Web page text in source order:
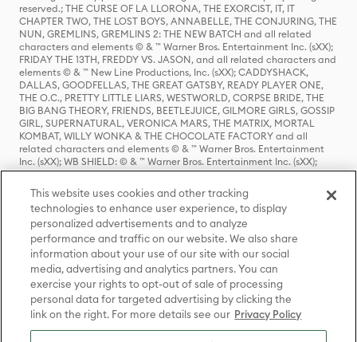
reserved.; THE CURSE OF LA LLORONA, THE EXORCIST, IT, IT
CHAPTER TWO, THE LOST BOYS, ANNABELLE, THE CONJURING, THE
NUN, GREMLINS, GREMLINS 2: THE NEW BATCH and all related
characters and elements © & ™ Warner Bros. Entertainment Inc. (sXX);
FRIDAY THE 13TH, FREDDY VS. JASON, and all related characters and
elements © & ™ New Line Productions, Inc. (sXX); CADDYSHACK,
DALLAS, GOODFELLAS, THE GREAT GATSBY, READY PLAYER ONE,
THE O.C., PRETTY LITTLE LIARS, WESTWORLD, CORPSE BRIDE, THE
BIG BANG THEORY, FRIENDS, BEETLEJUICE, GILMORE GIRLS, GOSSIP
GIRL, SUPERNATURAL, VERONICA MARS, THE MATRIX, MORTAL
KOMBAT, WILLY WONKA & THE CHOCOLATE FACTORY and all
related characters and elements © & ™ Warner Bros. Entertainment
Inc. (sXX); WB SHIELD: © & ™ Warner Bros. Entertainment Inc. (sXX);
HOUSE OF THE DRAGON, GAME OF THRONES, and all related
characters and elements © & ™ Home Box Office, Inc. (sXX); CHILLING
ADVENTURES OF SABRINA, RIVERDALE © & ™ Warner Bros.
Entertainment Inc. Archie Comics and all related characters and
elements © & ™ Archie Comic Publications, Inc. Used with permission.
(sXX); SEINFELD and all related characters and elements © & ™ Castle
Rock Entertainment. (sXX); TED LASSO © & ™ Warner Bros.
Entertainment Inc. & Universal Television LLC (sXX); THE HOBBIT: AN
UNEXPECTED JOURNEY, THE HOBBIT: THE DESOLATION OF SMAUG,
THE HOBBIT: THE BATTLE OF THE FIVE ARMIES, THE LORD OF THE
RINGS: THE FELLOWSHIP OF THE RING, THE LORD OF THE RINGS: THE
TWO TOWERS, THE LORD OF THE RINGS: THE RETURN OF THE KING
and the names of the characters, items, events and places therein are
This website uses cookies and other tracking
technologies to enhance user experience, to display
personalized advertisements and to analyze
performance and traffic on our website. We also share
information about your use of our site with our social
media, advertising and analytics partners. You can
exercise your rights to opt-out of sale of processing
personal data for targeted advertising by clicking the
link on the right. For more details see our Privacy Policy